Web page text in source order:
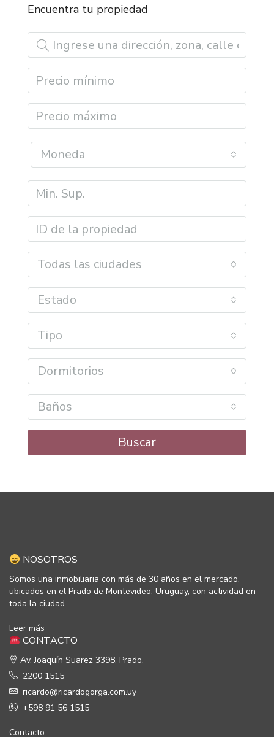
Encuentra tu propiedad
Moneda
Todas las ciudades
Estado
Tipo
Dormitorios
Baños
Buscar
NOSOTROS
Somos una inmobiliaria con más de 30 años en el mercado,
ubicados en el Prado de Montevideo, Uruguay, con actividad en
toda la ciudad.
Leer más
CONTACTO
Av. Joaquín Suarez 3398, Prado.
2200 1515
ricardo@ricardogorga.com.uy
+598 91 56 1515
Contacto